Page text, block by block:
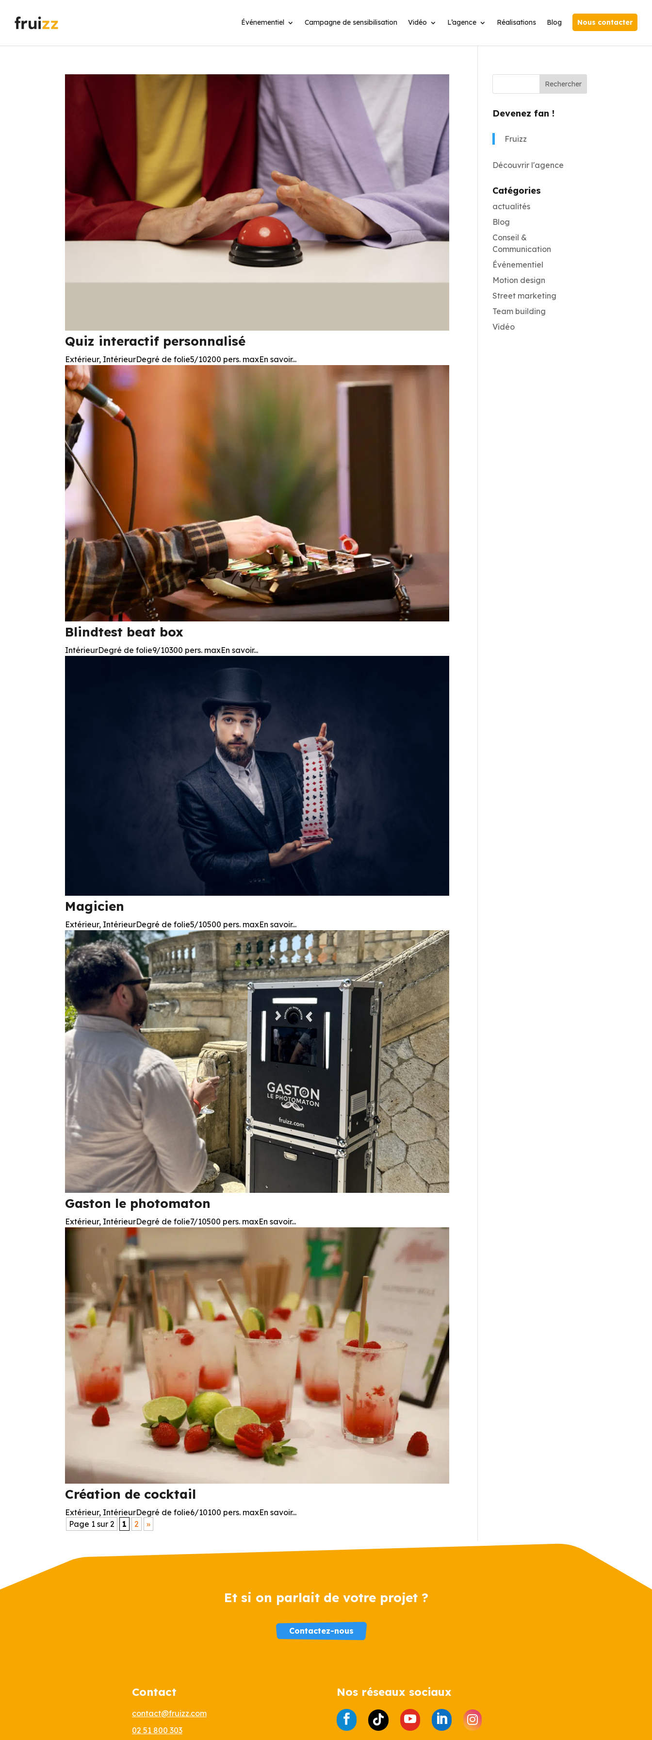
Événementiel Campagne de sensibilisation Vidéo L’agence Réalisations Blog Nous contacter
Quiz interactif personnalisé
Extérieur, IntérieurDegré de folie5/10200 pers. maxEn savoir...
Blindtest beat box
IntérieurDegré de folie9/10300 pers. maxEn savoir...
Magicien
Extérieur, IntérieurDegré de folie5/10500 pers. maxEn savoir...
Gaston le photomaton
Extérieur, IntérieurDegré de folie7/10500 pers. maxEn savoir...
Création de cocktail
Extérieur, IntérieurDegré de folie6/10100 pers. maxEn savoir...
Page 1 sur 2
1 2 »
Devenez fan !
Fruizz
Découvrir l'agence
Catégories
actualités
Blog
Conseil &
Communication
Événementiel
Motion design
Street marketing
Team building
Vidéo
Et si on parlait de votre projet ?
Contactez-nous
Contact
contact@fruizz.com
02 51 800 303
Nos réseaux sociaux
    